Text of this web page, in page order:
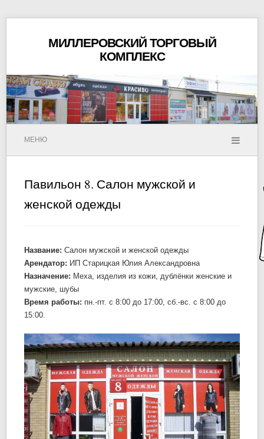
МИЛЛЕРОВСКИЙ ТОРГОВЫЙ
КОМПЛЕКС
МЕНЮ
Павильон 8. Салон мужской и
женской одежды
Название: Салон мужской и женской одежды
Арендатор: ИП Старицкая Юлия Александровна
Назначение: Меха, изделия из кожи, дублёнки женские и
мужские, шубы
Время работы: пн.-пт. c 8:00 до 17:00, сб.-вс. c 8:00 до
15:00.